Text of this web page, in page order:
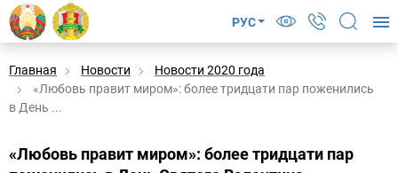
РУС
Главная Новости
Новости 2020 года
«Любовь правит миром»: более тридцати пар поженились
в День ...
«Любовь правит миром»: более тридцати пар